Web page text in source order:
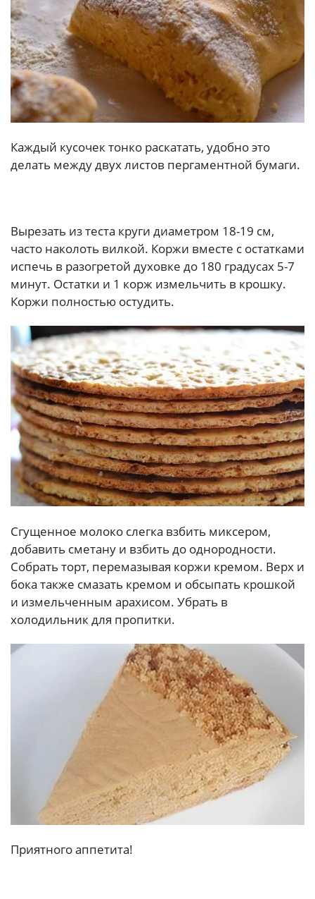
Каждый кусочек тонко раскатать, удобно это
делать между двух листов пергаментной бумаги.
Вырезать из теста круги диаметром 18-19 см,
часто наколоть вилкой. Коржи вместе с остатками
испечь в разогретой духовке до 180 градусах 5-7
минут. Остатки и 1 корж измельчить в крошку.
Коржи полностью остудить.
Сгущенное молоко слегка взбить миксером,
добавить сметану и взбить до однородности.
Собрать торт, перемазывая коржи кремом. Верх и
бока также смазать кремом и обсыпать крошкой
и измельченным арахисом. Убрать в
холодильник для пропитки.
Приятного аппетита!